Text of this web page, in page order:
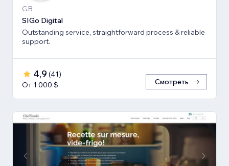
GB
SIGo Digital
Outstanding service, straightforward process & reliable
support.
4,9 (41)
От 1 000 $
Смотреть